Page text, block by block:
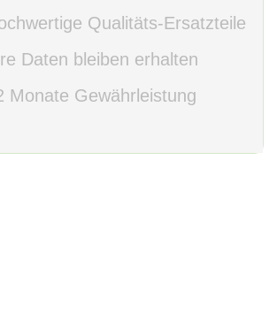
Qualitäts-Ersatzteile
Daten bleiben erhalten
Monate Gewährleistung